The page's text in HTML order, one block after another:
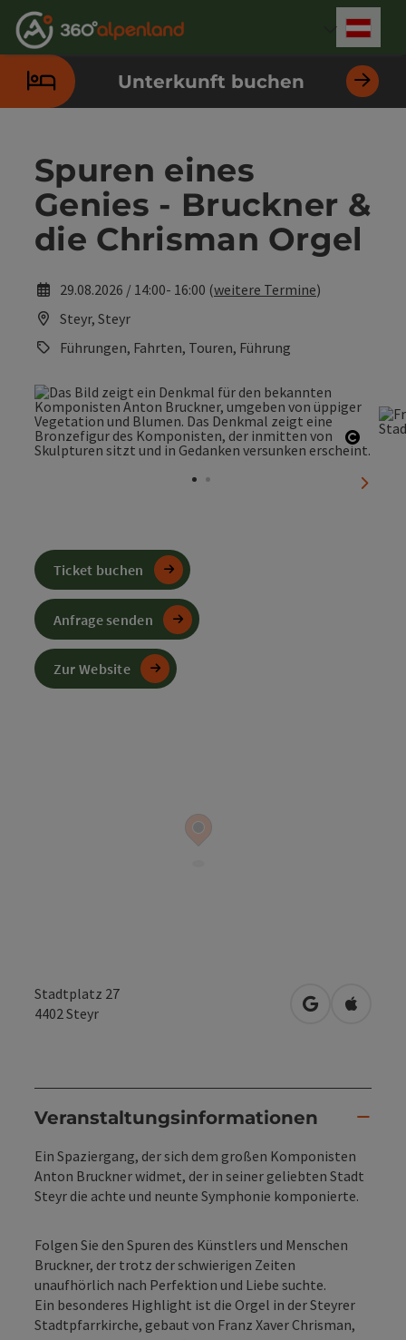
Zum Inhalt
Zur Navigation
Zum Seitenanfang
Zur Kontaktseite
Zur Suche
Zum Impressum
Zu den Hinweisen zur Bedienung der Website
Zur Startseite
Unterkunft buchen
Spuren eines
Genies - Bruckner &
die Chrisman Orgel
29.08.2026 / 14:00- 16:00 (weitere Termine)
Steyr, Steyr
Führungen, Fahrten, Touren, Führung
Stadtplatz 27
4402Steyr in Google
in
Veranstaltungsinformationen
Ein Spaziergang, der sich dem großen Komponisten
Anton Bruckner widmet, der in seiner geliebten Stadt
Steyr die achte und neunte Symphonie komponierte.
Folgen Sie den Spuren des Künstlers und Menschen
Bruckner, der trotz der schwierigen Zeiten
unaufhörlich nach Perfektion und Liebe suchte.
Ein besonderes Highlight ist die Orgel in der Steyrer
Stadtpfarrkirche, gebaut von Franz Xaver Chrisman,
Ticket buchen
Anfrage senden
Zur Website